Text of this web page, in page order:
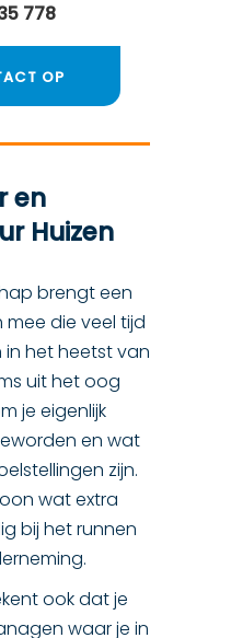
778
OP
en
Huizen
brengt een
die veel tijd
in het heetst van
uit het oog
je eigenlijk
en wat
zijn.
wat extra
bij het runnen
ook dat je
waar je in